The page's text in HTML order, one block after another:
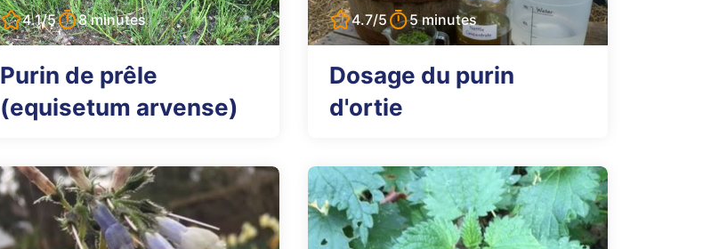
4.1/5 8 minutes
Purin de prêle
(equisetum arvense)
4.7/5 5 minutes
Dosage du purin
d'ortie